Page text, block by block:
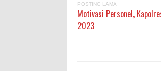
POSTING LAMA
Motivasi Personel,
2023